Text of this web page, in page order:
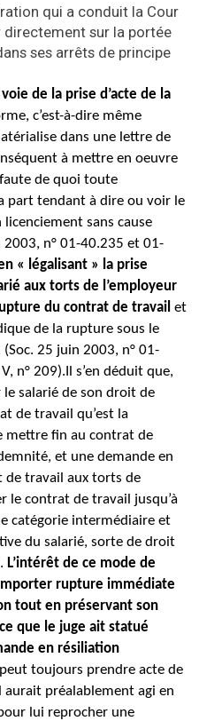
qui a conduit la Cour
directement sur la portée
ses arrêts de principe
de la prise d’acte de la
c’est-à-dire même
dans une lettre de
à mettre en oeuvre
de quoi toute
part tendant à dire ou voir le
sans cause
2003, n° 01-40.235 et 01-
« légalisant » la prise
aux torts de l’employeur
du contrat de travail et
de la rupture sous le
25 juin 2003, n° 01-
n° 209). Il s’en déduit que,
le salarié de son droit de
de travail qu’est la
mettre fin au contrat de
et une demande en
de travail aux torts de
le contrat de travail jusqu’à
catégorie intermédiaire et
du salarié, sorte de droit
L’intérêt de ce mode de
rupture immédiate
tout en préservant son
que le juge ait statué
en résiliation
toujours prendre acte de
préalablement agi en
lui reprocher une